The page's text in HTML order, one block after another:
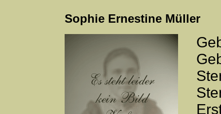
Sophie Ernestine Müller